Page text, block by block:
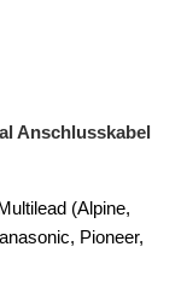
Anschlusskabel
(Alpine,
Pioneer,